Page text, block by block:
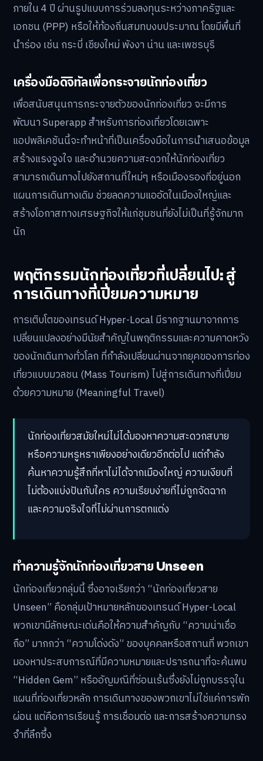
ภายใน 4 ปี ผ่านรูปแบบการร่วมลงทุนระหว่างภาครัฐและ
เอกชน (PPP) หรือให้ท้องถิ่นสมทบงบประมาณ โดยมีพื้นที่
นำร่อง เช่น กระบี่ เชียงใหม่ พังงา น่าน และเพชรบุรี
เครื่องมือดิจิทัลเพื่อกระจายนักท่องเที่ยว
เพื่อสนับสนุนการกระจายตัวของนักท่องเที่ยว จะมีการ
พัฒนา Superapp สำหรับการท่องเที่ยวโดยเฉพาะ
แอปพลิเคชันนี้จะทำหน้าที่เป็นเครื่องมือในการนำเสนอข้อมูล
สร้างแรงจูงใจ และอำนวยความสะดวกให้นักท่องเที่ยว
สามารถเดินทางไปยังสถานที่ใหม่ๆ หรือเมืองรองที่อยู่นอก
แผนการเดินทางเดิม ช่วยลดความแออัดในเมืองใหญ่และ
สร้างโอกาสทางเศรษฐกิจให้แก่ชุมชนที่ยังไม่เป็นที่รู้จักมาก
นัก
พฤติกรรมนักท่องเที่ยวที่เปลี่ยนไป: สู่
การเดินทางที่เปี่ยมความหมาย
การเติบโตของเทรนด์ Hyper-Local มีรากฐานมาจากการ
เปลี่ยนแปลงอย่างมีนัยสำคัญในพฤติกรรมและความคาดหวัง
ของนักเดินทางทั่วโลก ที่กำลังเปลี่ยนผ่านจากยุคของการท่อง
เที่ยวแบบมวลชน (Mass Tourism) ไปสู่การเดินทางที่เปี่ยม
ด้วยความหมาย (Meaningful Travel)
นักท่องเที่ยวสมัยใหม่ไม่ได้มองหาความสะดวกสบาย
หรือความหรูหราเพียงอย่างเดียวอีกต่อไป แต่กำลัง
ค้นหาความรู้สึกที่หาไม่ได้จากเมืองใหญ่ ความเงียบที่
ไม่ต้องแบ่งปันกับใคร ความเรียบง่ายที่ไม่ถูกจัดฉาก
และความจริงใจที่ไม่ผ่านการตกแต่ง
ทำความรู้จักนักท่องเที่ยวสาย Unseen
นักท่องเที่ยวกลุ่มนี้ ซึ่งอาจเรียกว่า “นักท่องเที่ยวสาย
Unseen” คือกลุ่มเป้าหมายหลักของเทรนด์ Hyper-Local
พวกเขามีลักษณะเด่นคือให้ความสำคัญกับ “ความน่าเชื่อ
ถือ” มากกว่า “ความโด่งดัง” ของบุคคลหรือสถานที่ พวกเขา
มองหาประสบการณ์ที่มีความหมายและปรารถนาที่จะค้นพบ
“Hidden Gem” หรืออัญมณีที่ซ่อนเร้นซึ่งยังไม่ถูกบรรจุใน
แผนที่ท่องเที่ยวหลัก การเดินทางของพวกเขาไม่ใช่แค่การพัก
ผ่อน แต่คือการเรียนรู้ การเชื่อมต่อ และการสร้างความทรง
จำที่ลึกซึ้ง